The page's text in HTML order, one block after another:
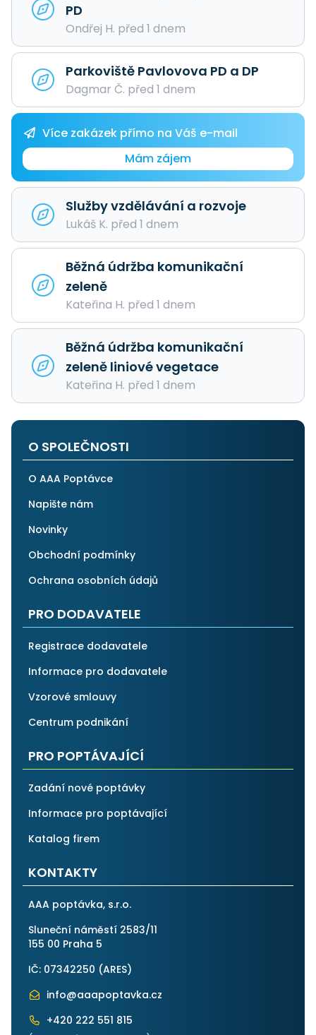
PD
Ondřej H. před 1 dnem
Parkoviště Pavlovova PD a DP
Dagmar Č. před 1 dnem
Více zakázek přímo na Váš e-mail
Mám zájem
Služby vzdělávání a rozvoje
Lukáš K. před 1 dnem
Běžná údržba komunikační
zeleně
Kateřina H. před 1 dnem
Běžná údržba komunikační
zeleně liniové vegetace
Kateřina H. před 1 dnem
O SPOLEČNOSTI
O AAA Poptávce
Napište nám
Novinky
Obchodní podmínky
Ochrana osobních údajů
PRO DODAVATELE
Registrace dodavatele
Informace pro dodavatele
Vzorové smlouvy
Centrum podnikání
PRO POPTÁVAJÍCÍ
Zadání nové poptávky
Informace pro poptávající
Katalog firem
KONTAKTY
AAA poptávka, s.r.o.
Sluneční náměstí 2583/11
155 00 Praha 5
IČ: 07342250 (ARES)
info@aaapoptavka.cz
+420 222 551 815